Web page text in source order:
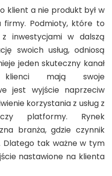
klient a nie produkt był w
firmy. Podmioty, które to
inwestycjami w dalszą
swoich usług, odniosą
jeden skuteczny kanał
klienci mają swoje
jest wyjście naprzeciw
korzystania z usług z
platformy. Rynek
branża, gdzie czynnik
tak ważne w tym
nastawione na klienta